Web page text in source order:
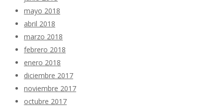
mayo 2018
abril 2018
marzo 2018
febrero 2018
enero 2018
diciembre 2017
noviembre 2017
octubre 2017